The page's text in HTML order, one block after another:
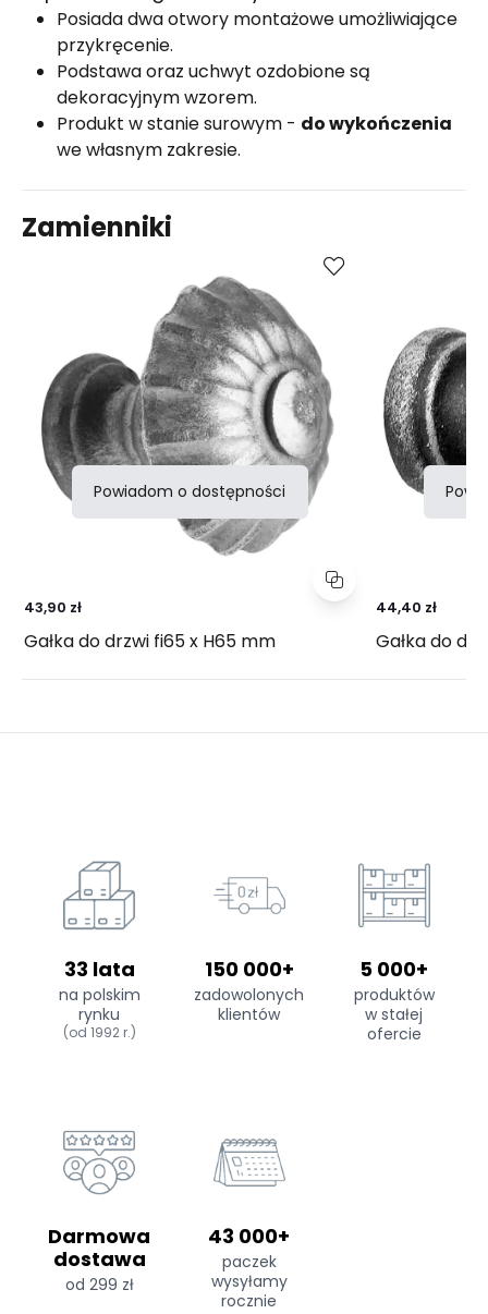
Posiada dwa otwory montażowe umożliwiające
przykręcenie.
Podstawa oraz uchwyt ozdobione są
dekoracyjnym wzorem.
Produkt w stanie surowym - do wykończenia
we własnym zakresie.
Zamienniki
Powiadom o dostępności
43,90 zł
Gałka do drzwi fi65 x H65 mm
44,40 zł
Gałka do
33 lata
na polskim
rynku
(od 1992 r.)
150 000+
zadowolonych
klientów
5 000+
produktów
w stałej
ofercie
Darmowa
dostawa
od 299 zł
43 000+
paczek
wysyłamy
rocznie